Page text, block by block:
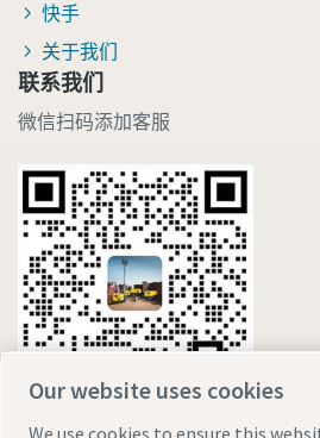
快手
关于我们
联系我们
微信扫码添加客服
Our website uses cookies